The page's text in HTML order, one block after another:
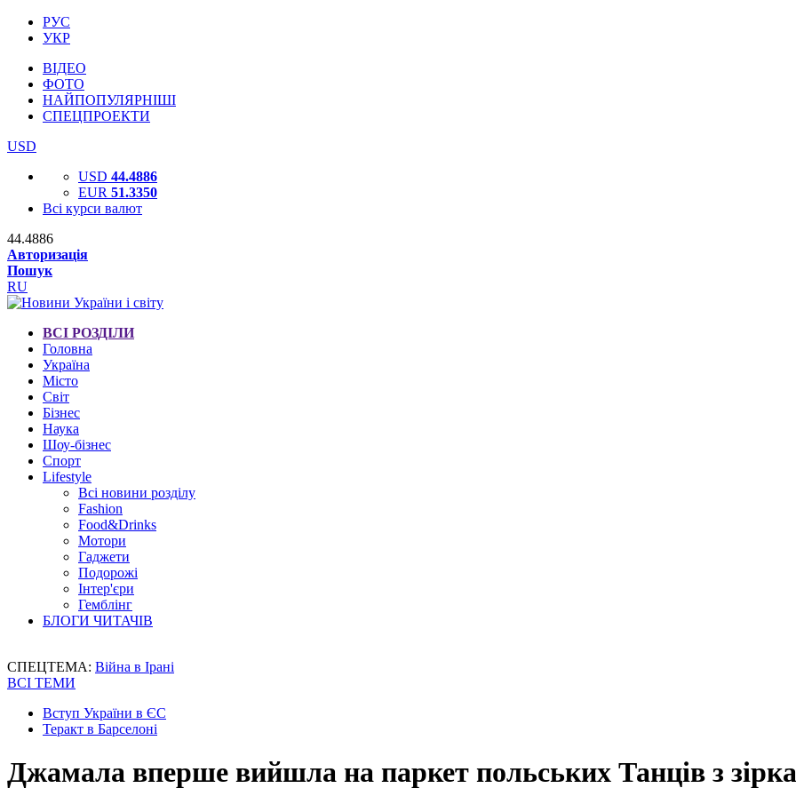
РУС
УКР
ВІДЕО
ФОТО
НАЙПОПУЛЯРНІШІ
СПЕЦПРОЕКТИ
USD
USD 44.4886
EUR 51.3350
Всі курси валют
44.4886
Авторизація
Пошук
RU
ВСІ РОЗДІЛИ
Головна
Україна
Місто
Світ
Бізнес
Наука
Шоу-бізнес
Спорт
Lifestyle
Всі новини розділу
Fashion
Food&Drinks
Мотори
Гаджети
Подорожі
Інтер'єри
Гемблінг
БЛОГИ ЧИТАЧІВ
СПЕЦТЕМА: Війна в Ірані
ВСІ ТЕМИ
Вступ України в ЄС
Теракт в Барселоні
Джамала вперше вийшла на паркет польських Танців з